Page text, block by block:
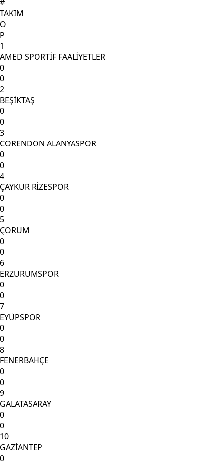
#
TAKIM
O
P
1
AMED SPORTİF FAALİYETLER
0
0
2
BEŞİKTAŞ
0
0
3
CORENDON ALANYASPOR
0
0
4
ÇAYKUR RİZESPOR
0
0
5
ÇORUM
0
0
6
ERZURUMSPOR
0
0
7
EYÜPSPOR
0
0
8
FENERBAHÇE
0
0
9
GALATASARAY
0
0
10
GAZİANTEP
0